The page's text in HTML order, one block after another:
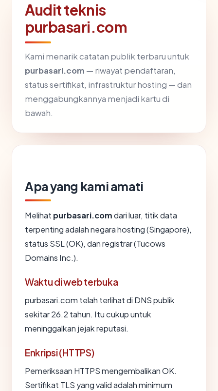
Audit teknis
purbasari.com
Kami menarik catatan publik terbaru untuk
purbasari.com — riwayat pendaftaran,
status sertifikat, infrastruktur hosting — dan
menggabungkannya menjadi kartu di
bawah.
Apa yang kami amati
Melihat purbasari.comdari luar, titik data
terpenting adalah negara hosting (Singapore),
status SSL (OK), dan registrar (Tucows
Domains Inc.).
Waktu di web terbuka
purbasari.com telah terlihat di DNS publik
sekitar 26.2 tahun. Itu cukup untuk
meninggalkan jejak reputasi.
Enkripsi (HTTPS)
Pemeriksaan HTTPS mengembalikan OK.
Sertifikat TLS yang valid adalah minimum